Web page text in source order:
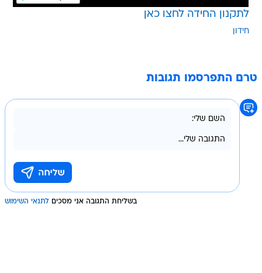
לתקנון החידה לחצו כאן
חידון
טרם התפרסמו תגובות
בשליחת התגובה אני מסכים לתנאי השימוש